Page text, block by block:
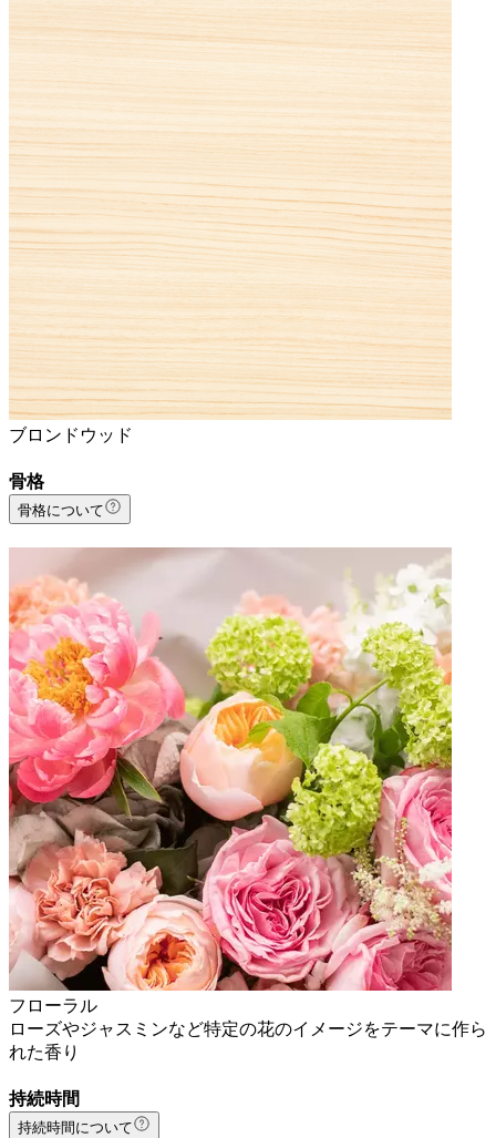
ブロンドウッド
骨格
骨格について
フローラル
ローズやジャスミンなど特定の花のイメージをテーマに作ら
れた香り
持続時間
持続時間について